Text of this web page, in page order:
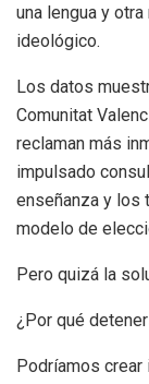
una lengua y
ideológico.
Los datos
Comunitat
reclaman más
impulsado
enseñanza y los
modelo de
Pero quizá la
¿Por qué
Podríamos